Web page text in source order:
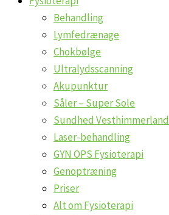
Behandling
Lymfedrænage
Chokbølge
Ultralydsscanning
Akupunktur
Såler – Super Sole
Sundhed Vesthimmerland
Laser-behandling
GYN OPS Fysioterapi
Genoptræning
Priser
Alt om Fysioterapi